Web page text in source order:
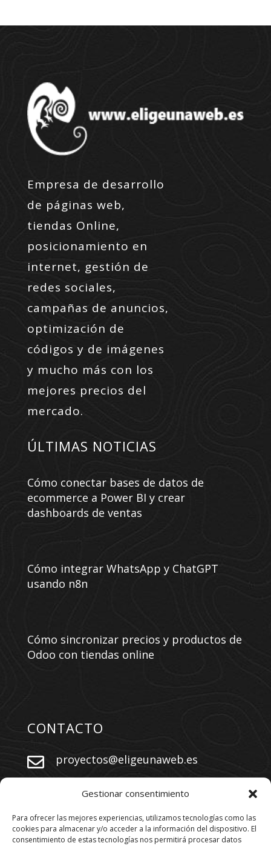
Gestionar consentimiento
Para ofrecer las mejores experiencias, utilizamos tecnologías como las
cookies para almacenar y/o acceder a la información del dispositivo. El
consentimiento de estas tecnologías nos permitirá procesar datos
Empresa de desarrollo
de páginas web,
tiendas Online,
posicionamiento en
internet, gestión de
redes sociales,
campañas de anuncios,
optimización de
códigos y de imágenes
y mucho más con los
mejores precios del
mercado.
ÚLTIMAS NOTICIAS
Cómo conectar bases de datos de
ecommerce a Power BI y crear
dashboards de ventas
Cómo integrar WhatsApp y ChatGPT
usando n8n
Cómo sincronizar precios y productos de
Odoo con tiendas online
CONTACTO
 proyectos@eligeunaweb.es
+34 609 730 569
SÍGUENOS